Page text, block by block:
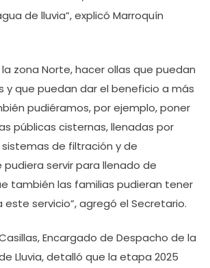
de lluvia”, explicó Marroquín
zona Norte, hacer ollas que puedan
y que puedan dar el beneficio a más
pudiéramos, por ejemplo, poner
públicas cisternas, llenadas por
sistemas de filtración y de
pudiera servir para llenado de
también las familias pudieran tener
servicio”, agregó el Secretario.
Encargado de Despacho de la
Lluvia, detalló que la etapa 2025